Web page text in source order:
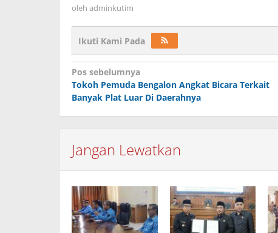
oleh adminkutim
Ikuti Kami Pada
Navigasi
pos
Pos sebelumnya
Tokoh Pemuda Bengalon Angkat Bicara Terkait
Banyak Plat Luar Di Daerahnya
Jangan Lewatkan